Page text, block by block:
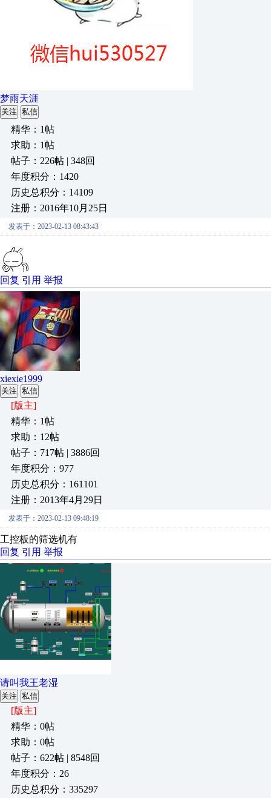
梦雨天涯
关注 私信
精华：1帖
求助：1帖
帖子：226帖 | 348回
年度积分：1420
历史总积分：14109
注册：2016年10月25日
发表于：2023-02-13 08:43:43
回复 引用 举报
xiexie1999
关注 私信
[版主]
精华：1帖
求助：12帖
帖子：717帖 | 3886回
年度积分：977
历史总积分：161101
注册：2013年4月29日
发表于：2023-02-13 09:48:19
工控板的筛选机有
回复 引用 举报
请叫我王老湿
关注 私信
[版主]
精华：0帖
求助：0帖
帖子：622帖 | 8548回
年度积分：26
历史总积分：335297